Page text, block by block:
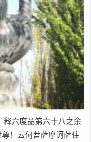
释六度品第六十八之余
云何菩萨摩诃萨住